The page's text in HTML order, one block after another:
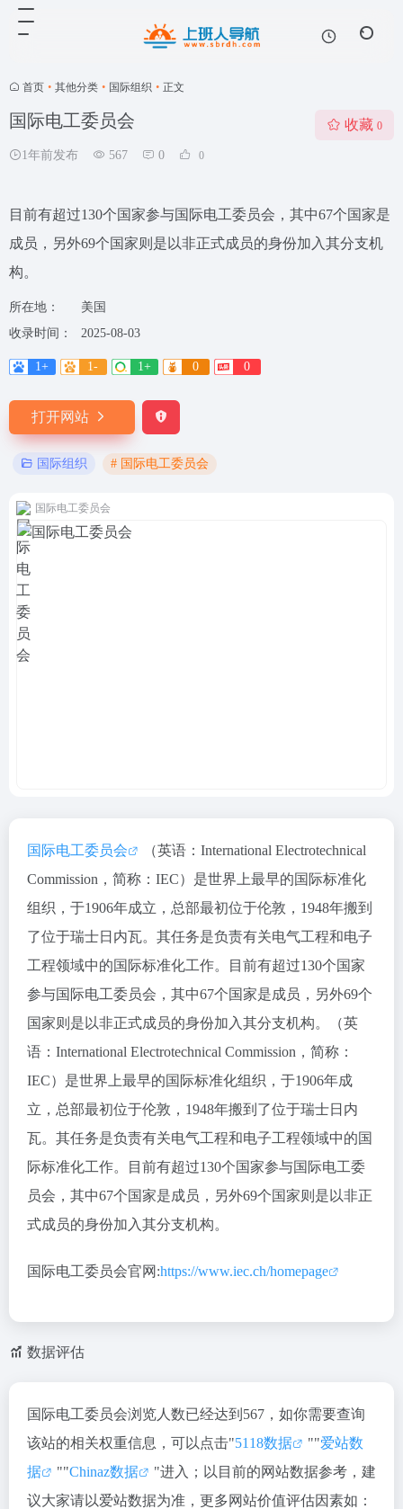
首页 • 其他分类 • 国际组织 • 正文
国际电工委员会
1年前发布 567 0 0
收藏 0
目前有超过130个国家参与国际电工委员会，其中67个国家是
成员，另外69个国家则是以非正式成员的身份加入其分支机
构。
所在地：
美国
收录时间：
2025-08-03
1+ 1- 1+ 0 0
打开网站
国际组织 # 国际电工委员会
国际电工委员会
国际电工委员会
（英语：International Electrotechnical
Commission，简称：IEC）是世界上最早的国际标准化
组织，于1906年成立，总部最初位于伦敦，1948年搬到
了位于瑞士日内瓦。其任务是负责有关电气工程和电子
工程领域中的国际标准化工作。目前有超过130个国家
参与国际电工委员会，其中67个国家是成员，另外69个
国家则是以非正式成员的身份加入其分支机构。（英
语：International Electrotechnical Commission，简称：
IEC）是世界上最早的国际标准化组织，于1906年成
立，总部最初位于伦敦，1948年搬到了位于瑞士日内
瓦。其任务是负责有关电气工程和电子工程领域中的国
际标准化工作。目前有超过130个国家参与国际电工委
员会，其中67个国家是成员，另外69个国家则是以非正
式成员的身份加入其分支机构。
国际电工委员会官网:https://www.iec.ch/homepage
数据评估
国际电工委员会浏览人数已经达到567，如你需要查询
该站的相关权重信息，可以点击"5118数据 ""爱站数
据
""Chinaz数据
"进入；以目前的网站数据参考，建
议大家请以爱站数据为准，更多网站价值评估因素如：